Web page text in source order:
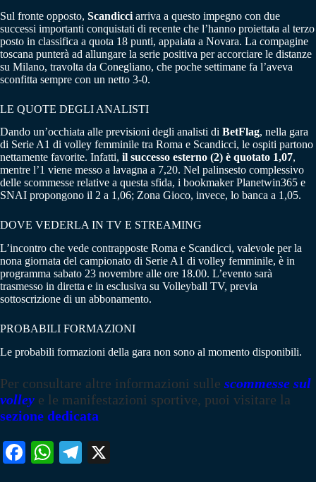
Sul fronte opposto, Scandicci arriva a questo impegno con due
successi importanti conquistati di recente che l’hanno proiettata al terzo
posto in classifica a quota 18 punti, appaiata a Novara. La compagine
toscana punterà ad allungare la serie positiva per accorciare le distanze
su Milano, travolta da Conegliano, che poche settimane fa l’aveva
sconfitta sempre con un netto 3-0.
LE QUOTE DEGLI ANALISTI
Dando un’occhiata alle previsioni degli analisti di BetFlag, nella gara
di Serie A1 di volley femminile tra Roma e Scandicci, le ospiti partono
nettamente favorite. Infatti, il successo esterno (2) è quotato 1,07,
mentre l’1 viene messo a lavagna a 7,20. Nel palinsesto complessivo
delle scommesse relative a questa sfida, i bookmaker Planetwin365 e
SNAI propongono il 2 a 1,06; Zona Gioco, invece, lo banca a 1,05.
DOVE VEDERLA IN TV E STREAMING
L’incontro che vede contrapposte Roma e Scandicci, valevole per la
nona giornata del campionato di Serie A1 di volley femminile, è in
programma sabato 23 novembre alle ore 18.00. L’evento sarà
trasmesso in diretta e in esclusiva su Volleyball TV, previa
sottoscrizione di un abbonamento.
PROBABILI FORMAZIONI
Le probabili formazioni della gara non sono al momento disponibili.
Per consultare altre informazioni sulle scommesse sul
volley e le manifestazioni sportive, puoi visitare la
sezione dedicata
Fa W
Te